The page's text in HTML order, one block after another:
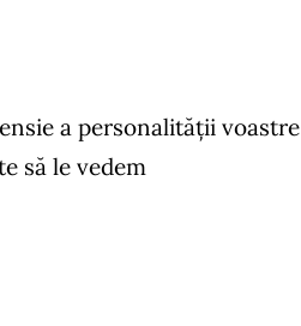
a personalității voastre
să le vedem